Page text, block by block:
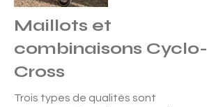
Maillots et
combinaisons Cyclo-
Cross
Trois types de qualités sont